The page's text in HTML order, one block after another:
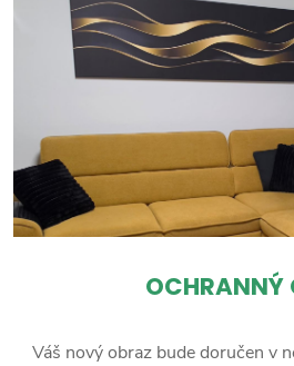
OCHRANNÝ
Váš nový obraz bude doručen v